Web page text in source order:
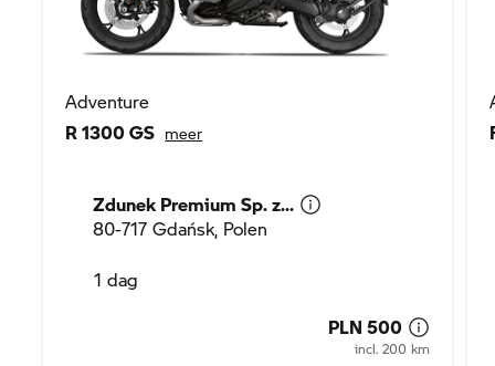
Adventure
R 1300 GS meer
Zdunek Premium Sp. z...
80-717 Gdańsk, Polen
1 dag
PLN 500
incl. 200 km